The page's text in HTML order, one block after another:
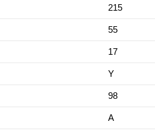
215
55
17
Y
98
A